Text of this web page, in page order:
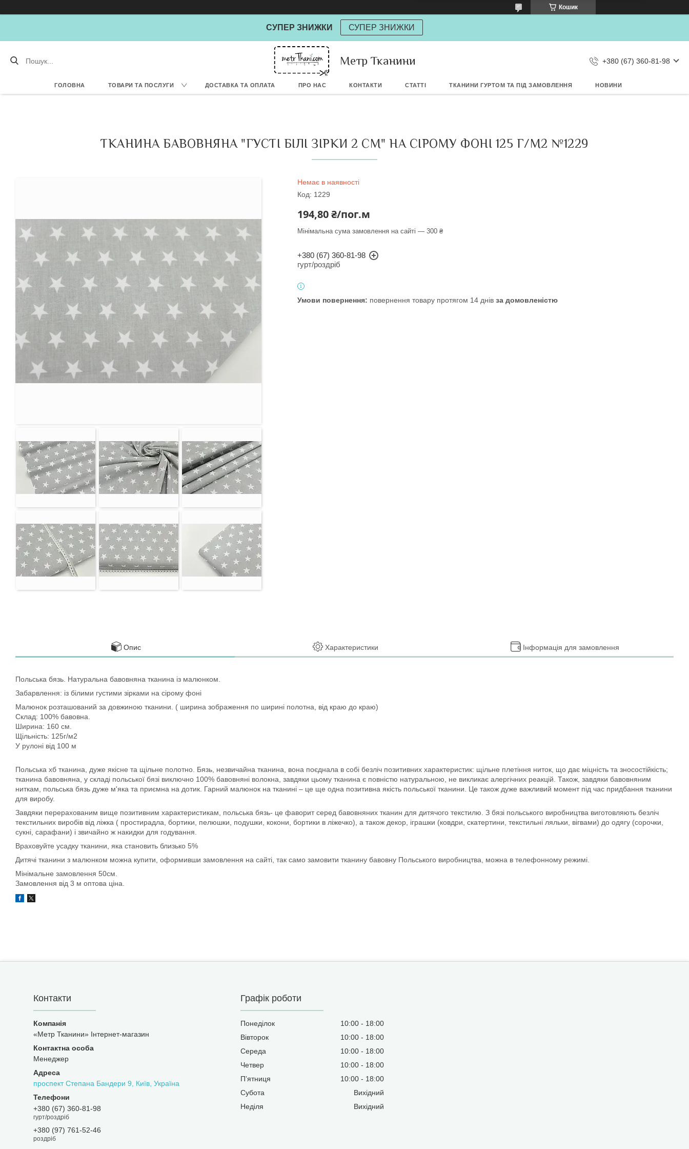
Дозвольте сайту metrtkani.com
Дозволити
×
Кошик
СУПЕР ЗНИЖКИ СУПЕР ЗНИЖКИ
Метр Тканини +380 (67) 360-81-98
ГОЛОВНА ТОВАРИ ТА ПОСЛУГИ ДОСТАВКА ТА ОПЛАТА ПРО НАС КОНТАКТИ СТАТТІ ТКАНИНИ ГУРТОМ ТА ПІД ЗАМОВЛЕННЯ НОВИНИ
ТКАНИНА БАВОВНЯНА "ГУСТІ БІЛІ ЗІРКИ 2 СМ" НА СІРОМУ ФОНІ 125 Г/М2 №1229
Немає в наявності
Код: 1229
194,80 ₴/пог.м
Мінімальна сума замовлення на сайті — 300 ₴
+380 (67) 360-81-98
гурт/роздріб
повернення товару протягом 14 днів за домовленістю
Опис Характеристики Інформація для замовлення
Польська бязь. Натуральна бавовняна тканина із малюнком.
Забарвлення: із білими густими зірками на сірому фоні
Малюнок розташований за довжиною тканини. ( ширина зображення по ширині полотна, від краю до краю)
Склад: 100% бавовна.
Ширина: 160 см.
Щільність: 125г/м2
У рулоні від 100 м
Польська хб тканина, дуже якісне та щільне полотно. Бязь, незвичайна тканина, вона поєднала в собі безліч позитивних характеристик: щільне плетіння ниток, що дає міцність та зносостійкість;
тканина бавовняна, у складі польської бязі виключно 100% бавовняні волокна, завдяки цьому тканина є повністю натуральною, не викликає алергічних реакцій. Також, завдяки бавовняним
ниткам, польська бязь дуже м'яка та приємна на дотик. Гарний малюнок на тканині – це ще одна позитивна якість польської тканини. Це також дуже важливий момент під час придбання тканини
для виробу.
Завдяки перерахованим вище позитивним характеристикам, польська бязь- це фаворит серед бавовняних тканин для дитячого текстилю. З бязі польського виробництва виготовляють безліч
текстильних виробів від ліжка ( простирадла, бортики, пелюшки, подушки, кокони, бортики в ліжечко), а також декор, іграшки (ковдри, скатертини, текстильні ляльки, вігвами) до одягу (сорочки,
сукні, сарафани) і звичайно ж накидки для годування.
Враховуйте усадку тканини, яка становить близько 5%
Дитячі тканини з малюнком можна купити, оформивши замовлення на сайті, так само замовити тканину бавовну Польського виробництва, можна в телефонному режимі.
Мінімальне замовлення 50см.
Замовлення від 3 м оптова ціна.
Контакти
«Метр Тканини» Інтернет-магазин
Менеджер
проспект Степана Бандери 9, Київ, Україна
+380 (67) 360-81-98
гурт/роздріб
+380 (97) 761-52-46
роздріб
Графік роботи
Понеділок 10:00
18:00
Вівторок
10:00
18:00
Середа
10:00
18:00
Четвер
10:00
18:00
Пʼятниця
10:00
18:00
Субота
Вихідний
Неділя
Вихідний